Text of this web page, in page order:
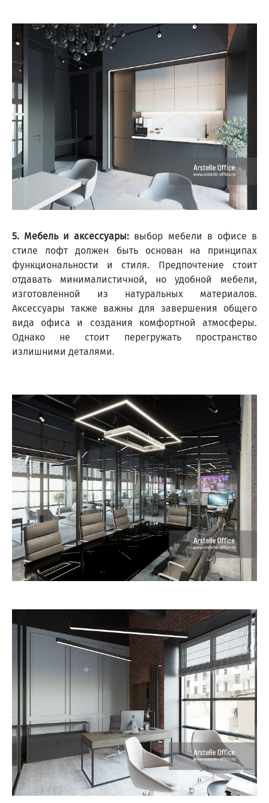
5. Мебель и аксессуары: выбор мебели в офисе в
стиле лофт должен быть основан на принципах
функциональности и стиля. Предпочтение стоит
отдавать минималистичной, но удобной мебели,
изготовленной из натуральных материалов.
Аксессуары также важны для завершения общего
вида офиса и создания комфортной атмосферы.
Однако не стоит перегружать пространство
излишними деталями.